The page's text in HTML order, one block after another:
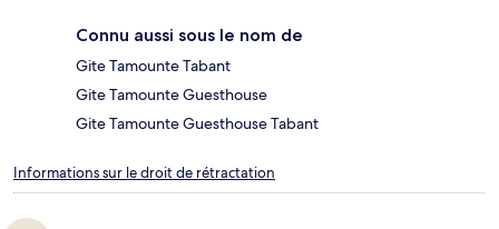
Connu aussi sous le nom de
Gite Tamounte Tabant
Gite Tamounte Guesthouse
Gite Tamounte Guesthouse Tabant
Informations sur le droit de rétractation